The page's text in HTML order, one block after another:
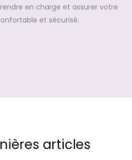
en charge et assurer votre
et sécurisé.
articles